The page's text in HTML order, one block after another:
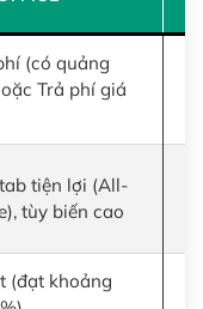
(có quảng
Trả phí giá
tiện lợi (All-
tùy biến cao
(đạt khoảng